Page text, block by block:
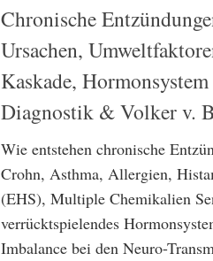
Chronische
Ursachen,
Kaskade,
Diagnostik & Volker v.
Wie entstehen chronische
Crohn, Asthma, Allergien,
(EHS), Multiple Chemikalien
verrücktspielendes
Imbalance bei den Neuro-